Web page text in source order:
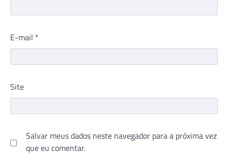
E-mail *
Site
Salvar meus dados neste navegador para a próxima vez
que eu comentar.